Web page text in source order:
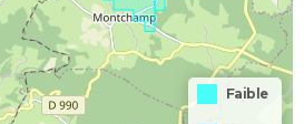
Faible